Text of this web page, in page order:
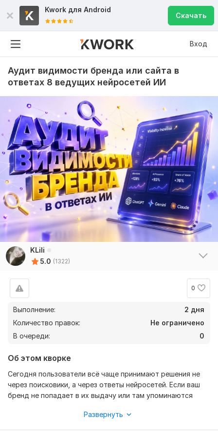
Kwork для Android
Скачать
Вход
Аудит видимости бренда или сайта в
ответах 8 ведущих нейросетей ИИ
KLili
5.0 (1322)
0
Выполнение:
2 дня
Количество правок:
Не ограничено
В очереди:
0
Об этом кворке
Сегодня пользователи всё чаще принимают решения не
через поисковики, а через ответы нейросетей. Если ваш
бренд не попадает в их выдачу или там упоминаются
Проведу аудит видимости бренда: анализ присутствия
Развернуть